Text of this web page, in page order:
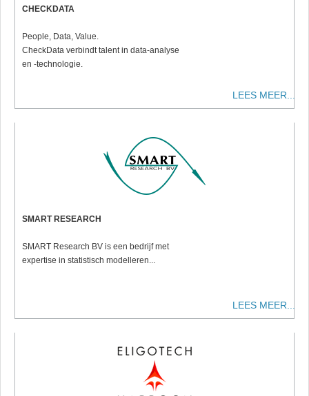
CHECKDATA
People, Data, Value.
CheckData verbindt talent in data-analyse
en -technologie.
LEES MEER...
SMART RESEARCH
SMART Research BV is een bedrijf met
expertise in statistisch modelleren...
LEES MEER...